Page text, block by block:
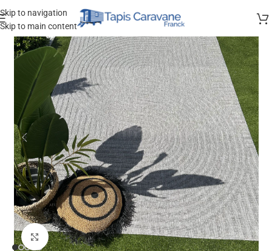
Skip to navigation
Skip to main content
Agrandir